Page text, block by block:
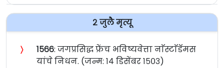
२ जुलै मृत्यू
〉 १५६६: जगप्रसिद्ध फ्रेंच भविष्यवेत्ता नाॅस्टाॅडॅमस
यांचे निधन. (जन्म: १४ डिसेंबर १५०३)